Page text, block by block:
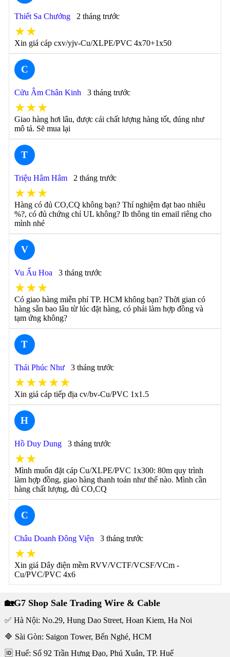
Thiết Sa Chưởng 2 tháng trước
★★
Xin giá cáp cxv/yjv-Cu/XLPE/PVC 4x70+1x50
C
Cửu Âm Chân Kinh 3 tháng trước
★★★
Giao hàng hơi lâu, được cái chất lượng hàng tốt, đúng như
mô tả. Sẽ mua lại
T
Triệu Hâm Hâm 2 tháng trước
★★★
Hàng có đủ CO,CQ không bạn? Thí nghiệm đạt bao nhiêu
%?, có đủ chứng chỉ UL không? Ib thông tin email riêng cho
mình nhé
V
Vu Ấu Hoa 3 tháng trước
★★★
Có giao hàng miễn phí TP. HCM không bạn? Thời gian có
hàng sẵn bao lâu từ lúc đặt hàng, có phải làm hợp đồng và
tạm ứng không?
T
Thái Phúc Như 3 tháng trước
★★★★★
Xin giá cáp tiếp địa cv/bv-Cu/PVC 1x1.5
H
Hồ Duy Dung 3 tháng trước
★★
Mình muốn đặt cáp Cu/XLPE/PVC 1x300: 80m quy trình
làm hợp đồng, giao hàng thanh toán như thế nào. Mình cần
hàng chất lượng, đủ CO,CQ
C
Châu Doanh Đông Viện 3 tháng trước
★★
Xin giá Dây điện mềm RVV/VCTF/VCSF/VCm -
Cu/PVC/PVC 4x6
🏡G7 Shop Sale Trading Wire & Cable
✅ Hà Nội: No.29, Hung Dao Street, Hoan Kiem, Ha Noi
🔷 Sài Gòn: Saigon Tower, Bến Nghé, HCM
🆔 Huế: Số 92 Trần Hưng Đạo, Phú Xuân, TP. Huế